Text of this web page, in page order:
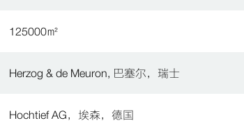
125000㎡
Herzog & de Meuron, 巴塞尔，瑞士
Hochtief AG，埃森，德国